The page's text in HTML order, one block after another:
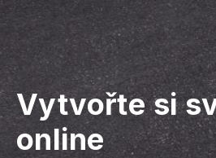
Vytvořte si
online